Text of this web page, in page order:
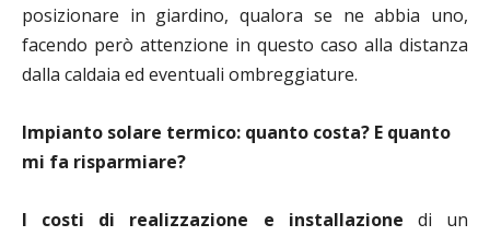
posizionare in giardino, qualora se ne abbia uno,
facendo però attenzione in questo caso alla distanza
dalla caldaia ed eventuali ombreggiature.
Impianto solare termico: quanto costa? E quanto
mi fa risparmiare?
I costi di realizzazione e installazione di un